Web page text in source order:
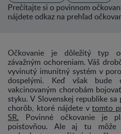
Prečítajte si o povinnom
nájdete odkaz na prehľad
Očkovanie je dôležitý typ
závažným ochoreniam. Váš
vyvinutý imunitný systém v
dospelými. Keď však bude
vakcinovaným chorobám
styku. V Slovenskej republike
chorôb, ktoré nájdete vtomto
SR. Povinné očkovanie je
poisťovňou. Ale aj tu môže